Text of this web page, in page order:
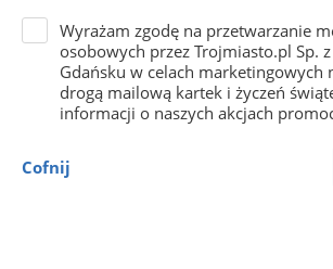
Wyrażam zgodę na przetwarzanie
osobowych przez Trojmiasto.pl Sp.
Gdańsku w celach marketingowych
drogą mailową kartek i życzeń
informacji o naszych akcjach
Cofnij